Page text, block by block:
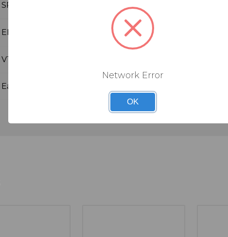
SRAM
EP-ETP-CH4-A1
VTT
Eagle Powertrain
Network Error
OK